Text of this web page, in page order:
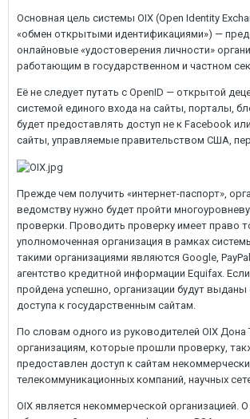
Основная цель системы OIX (Open Identity
«обмен открытыми идентификациями») —
онлайновые «удостоверения личности»
работающим в государственном и частном
Её не следует путать с OpenID — открытой
системой единого входа на сайты, порталы,
будет предоставлять доступ не к Facebook
сайты, управляемые правительством США,
Прежде чем получить «интернет-паспорт»,
ведомству нужно будет пройти
проверки. Проводить проверку имеет право
уполномоченная организация в рамках
такими организациями являются Google,
агентство кредитной информации Equifax.
пройдена успешно, организации будут выданы
доступа к государственным сайтам.
По словам одного из руководителей OIX Дона
организациям, которые прошли проверку,
предоставлен доступ к сайтам
телекоммуникационных компаний, научных
OIX является некоммерческой организацией.